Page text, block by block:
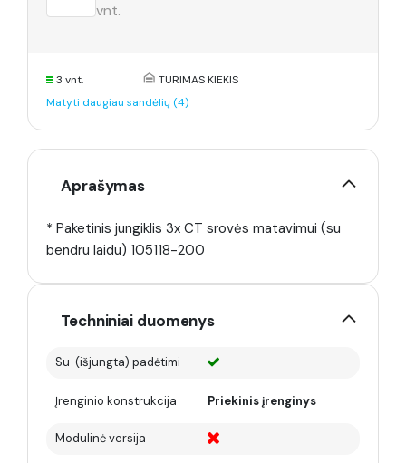
vnt.
3 vnt.
TURIMAS KIEKIS
Matyti daugiau sandėlių (4)
Aprašymas
* Paketinis jungiklis 3x CT srovės matavimui (su
bendru laidu) 105118-200
Techniniai duomenys
Su (išjungta) padėtimi
Įrenginio konstrukcija Priekinis įrenginys
Modulinė versija